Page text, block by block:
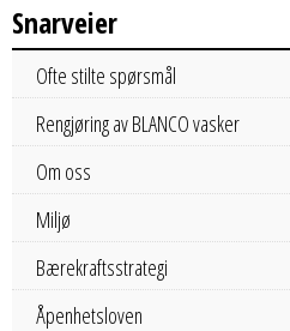
Snarveier
Ofte stilte spørsmål
Rengjøring av BLANCO vasker
Om oss
Miljø
Bærekraftsstrategi
Åpenhetsloven